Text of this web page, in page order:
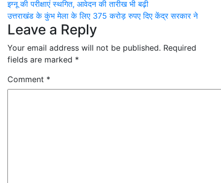
Post
navigation
इग्नू की परीक्षाएं स्थगित, आवेदन की तारीख भी बढ़ी
उत्तराखंड के कुंभ मेला के लिए 375 करोड़ रुपए दिए केंद्र सरकार ने
Leave a Reply
Your email address will not be published. Required
fields are marked *
Comment *